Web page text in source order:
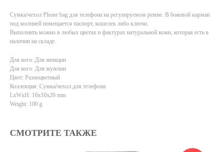
Сумка/чехол Phone bag для телефона на регулируемом ремне. В боковой карман
под молнией помещается паспорт, кошелек либо ключи.
Выполнить можно в любых цветах и фактурах натуральной кожи, которая есть в
наличии на складе.
Для кого: Для женщин
Для кого: Для мужчин
Цвет: Разноцветный
Коллекция: Сумка/чехол для телефона
LxWxH: 16x10x20 mm
Weight: 100 g
СМОТРИТЕ ТАКЖЕ